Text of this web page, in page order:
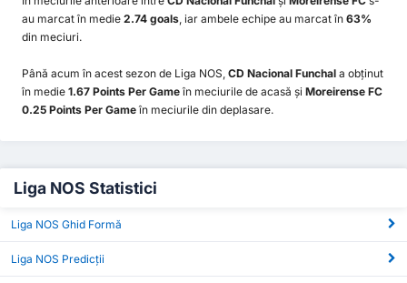
au marcat în medie 2.74 goals , iar ambele echipe au marcat în 63%
din meciuri.
Până acum în acest sezon de Liga NOS, CD Nacional Funchal a obținut
în medie 1.67 Points Per Gameîn meciurile de acasă și Moreirense FC
0.25 Points Per Gameîn meciurile din deplasare.
Liga NOS Statistici
Liga NOS Ghid Formă
Liga NOS Predicții